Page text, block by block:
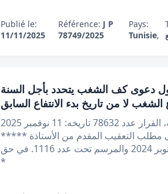
Publié le:
11/11/2025
Référence: J P
78749/2025
Pays:
Tunisie,
عدد 78632 بتاريخ 11 نوفمبر 2025 : قبول دعوى كف الشغب يتحدد بأجل السنة
لا من تاريخ بدء الانتفاع السابق
الجمهوريّة التّونسية وزارة العدل محكمة التعقيب الحمد لله، القرار عدد 78632 تاريخه: 11 نوفمبر 2025
مطلب التعقيب المقدم من الأستاذة *****
المحامية لدى التعقيب الكائن مكتبها ب***** بتاريخ 29 أكتوبر 2024 والمرسم تحت عدد 1116. في حق:
*